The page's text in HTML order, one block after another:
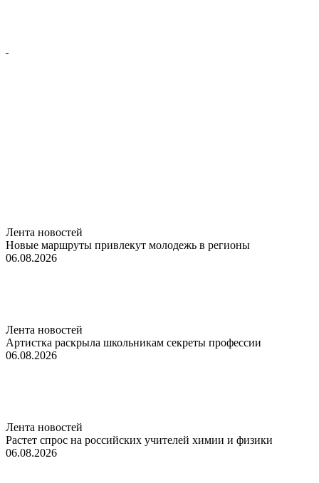
Лента новостей
Новые маршруты привлекут молодежь в регионы
06.08.2026
Лента новостей
Артистка раскрыла школьникам секреты профессии
06.08.2026
Лента новостей
Растет спрос на российских учителей химии и физики
06.08.2026